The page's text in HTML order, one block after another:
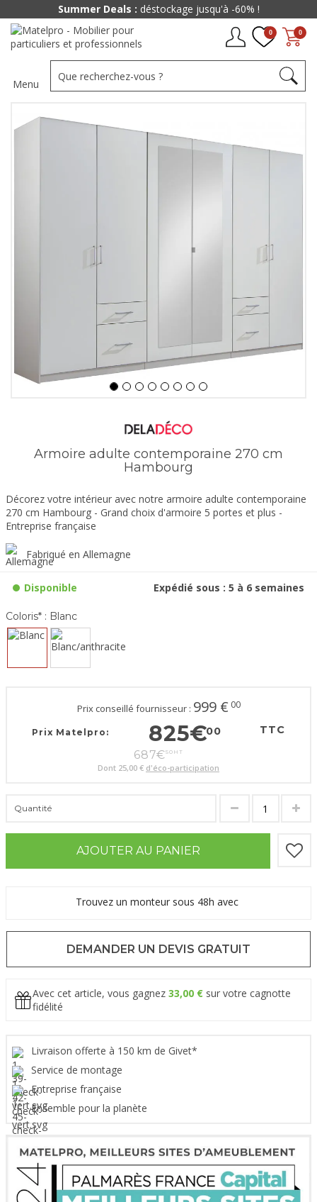
0
0
Menu
Armoire adulte contemporaine 270 cm
Hambourg
Décorez votre intérieur avec notre armoire adulte contemporaine
270 cm Hambourg - Grand choix d'armoire 5 portes et plus -
Entreprise française
Fabriqué en Allemagne
Disponible Expédié sous : 5 à 6 semaines
Coloris* : Blanc
Prix conseillé fournisseur : 999 € 00
Prix Matelpro: 825€00 TTC
687€50 HT
Dont 25,00 € d'éco-participation
Quantité
AJOUTER AU PANIER
Trouvez un monteur sous 48h avec
DEMANDER UN DEVIS GRATUIT
Avec cet article, vous gagnez 33,00 € sur votre cagnotte
fidélité
Livraison offerte à 150 km de Givet*
Service de montage
Entreprise française
Ensemble pour la planète
Summer Deals : déstockage jusqu'à -60% !